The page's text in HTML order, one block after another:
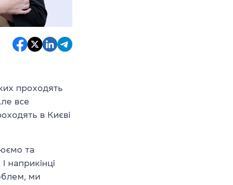
проходять
все
в Києві
та
наприкінці
ми